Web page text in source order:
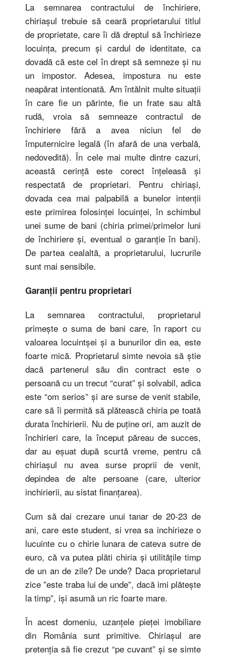
La semnarea contractului de închiriere,
chiriaşul trebuie să ceară proprietarului titlul
de proprietate, care îi dă dreptul să închirieze
locuinţa, precum şi cardul de identitate, ca
dovadă că este cel în drept să semneze şi nu
un impostor. Adesea, impostura nu este
neapărat intentionată. Am întălnit multe situaţii
în care fie un părinte, fie un frate sau altă
rudă, vroia să semneaze contractul de
închiriere fără a avea niciun fel de
împuternicire legală (în afară de una verbală,
nedovedită). În cele mai multe dintre cazuri,
această cerinţă este corect înţeleasă şi
respectată de proprietari. Pentru chiriaşi,
dovada cea mai palpabilă a bunelor intenţii
este primirea folosinţei locuinţei, în schimbul
unei sume de bani (chiria primei/primelor luni
de închiriere şi, eventual o garanţie în bani).
De partea cealaltă, a proprietarului, lucrurile
sunt mai sensibile.
Garanţii pentru proprietari
La semnarea contractului, proprietarul
primeşte o suma de bani care, în raport cu
valoarea locuintşei şi a bunurilor din ea, este
foarte mică. Proprietarul simte nevoia să ştie
dacă partenerul său din contract este o
persoană cu un trecut “curat” şi solvabil, adica
este “om serios” şi are surse de venit stabile,
care să îi permită să plătească chiria pe toată
durata închirierii. Nu de puţine ori, am auzit de
închirieri care, la început păreau de succes,
dar au eşuat după scurtă vreme, pentru că
chiriaşul nu avea surse proprii de venit,
depindea de alte persoane (care, ulterior
inchirierii, au sistat finanţarea).
Cum să dai crezare unui tanar de 20-23 de
ani, care este student, si vrea sa inchirieze o
lucuinte cu o chirie lunara de cateva sutre de
euro, că va putea plăti chiria şi utilităţile timp
de un an de zile? De unde? Daca proprietarul
zice ”este traba lui de unde”, dacă imi plăteşte
la timp”, işi asumă un ric foarte mare.
În acest domeniu, uzanţele pieţei imobiliare
din România sunt primitive. Chiriaşul are
pretenţia să fie crezut “pe cuvant” şi se simte